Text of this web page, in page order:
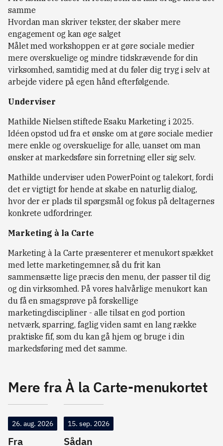
samme
Hvordan man skriver tekster, der skaber mere
engagement og kan øge salget
Målet med workshoppen er at gøre sociale medier
mere overskuelige og mindre tidskrævende for din
virksomhed, samtidig med at du føler dig tryg i selv at
arbejde videre på egen hånd efterfølgende.
Underviser
Mathilde Nielsen stiftede Esaku Marketing i 2025.
Idéen opstod ud fra et ønske om at gøre sociale medier
mere enkle og overskuelige for alle, uanset om man
ønsker at markedsføre sin forretning eller sig selv.
Mathilde underviser uden PowerPoint og talekort, fordi
det er vigtigt for hende at skabe en naturlig dialog,
hvor der er plads til spørgsmål og fokus på deltagernes
konkrete udfordringer.
Marketing à la Carte
Marketing à la Carte præsenterer et menukort spækket
med lette marketingemner, så du frit kan
sammensætte lige præcis den menu, der passer til dig
og din virksomhed. På vores halvårlige menukort kan
du få en smagsprøve på forskellige
marketingdiscipliner - alle tilsat en god portion
netværk, sparring, faglig viden samt en lang række
praktiske fif, som du kan gå hjem og bruge i din
markedsføring med det samme.
Mere fra À la Carte-menukortet
26. aug. 2026
Fra
15. sep. 2026
Sådan